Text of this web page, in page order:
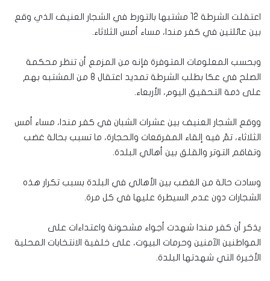
اعتقلت الشرطة 12 مشتبها بالتورط في الشجار العنيف الذي وقع
بين عائلتين في كفر مندا، مساء أمس الثلاثاء.
وبحسب المعلومات المتوفرة فإنه من المزمع أن تنظر محكمة
الصلح في عكا بطلب الشرطة تمديد اعتقال 8 من المشتبه بهم
على ذمة التحقيق اليوم، الأربعاء.
ووقع الشجار العنيف بين عشرات الشبان في كفر مندا، مساء أمس
الثلاثاء، تمّ فيه إلقاء المفرقعات والحجارة، ما تسبب بحالة غضب
وتفاقم التوتر والقلق بين أهالي البلدة.
وسادت حالة من الغضب بين الأهالي في البلدة بسبب تكرار هذه
الشجارات دون عدم السيطرة عليها في كل مرة.
يذكر أن كفر مندا شهدت أجواء مشحونة واعتداءات على
المواطنين الآمنين وحرمات البيوت، على خلفية الانتخابات المحلية
الأخيرة التي شهدتها البلدة.